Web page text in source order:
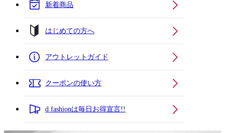
新着商品
はじめての方へ
アウトレットガイド
クーポンの使い方
d fashionは毎日お得宣言!!